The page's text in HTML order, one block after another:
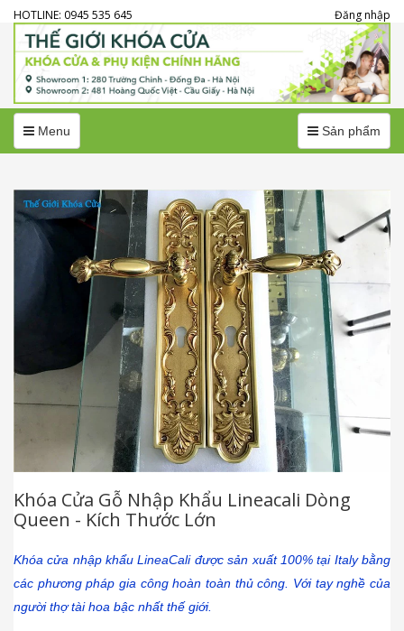
HOTLINE: 0945 535 645 Đăng nhập
MenuMenu MenuSản phẩm
Khóa Cửa Gỗ Nhập Khẩu Lineacali Dòng
Queen - Kích Thước Lớn
Khóa cửa nhập khẩu LineaCali được sản xuất 100% tại Italy bằng
các phương pháp gia công hoàn toàn thủ công. Với tay nghề của
người thợ tài hoa bậc nhất thế giới.